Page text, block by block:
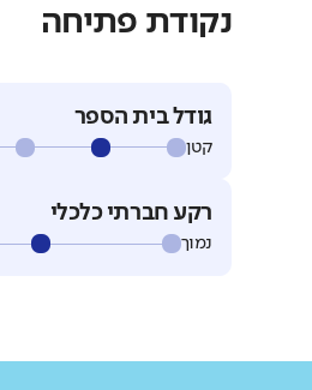
נקודת פתיחה
גודל בית הספר
קטן
רקע חברתי כלכלי
נמוך